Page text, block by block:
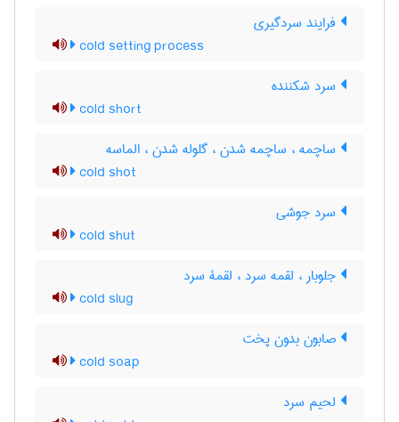
فرایند سردگیری
cold setting process
سرد شکننده
cold short
ساچمه ، ساچمه شدن ، گلوله شدن ، الماسه
cold shot
سرد جوشی
cold shut
جلوبار ، لقمه سرد ، لقمۀ سرد
cold slug
صابون بدون پخت
cold soap
لحیم سرد